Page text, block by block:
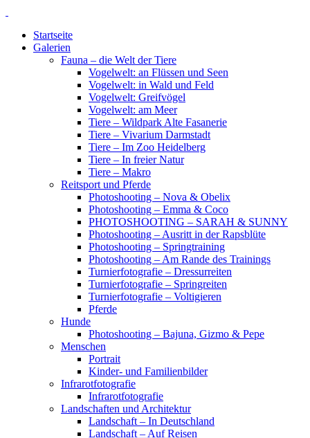
Startseite
Galerien
Fauna – die Welt der Tiere
Vogelwelt: an Flüssen und Seen
Vogelwelt: in Wald und Feld
Vogelwelt: Greifvögel
Vogelwelt: am Meer
Tiere – Wildpark Alte Fasanerie
Tiere – Vivarium Darmstadt
Tiere – Im Zoo Heidelberg
Tiere – In freier Natur
Tiere – Makro
Reitsport und Pferde
Photoshooting – Nova & Obelix
Photoshooting – Emma & Coco
PHOTOSHOOTING – SARAH & SUNNY
Photoshooting – Ausritt in der Rapsblüte
Photoshooting – Springtraining
Photoshooting – Am Rande des Trainings
Turnierfotografie – Dressurreiten
Turnierfotografie – Springreiten
Turnierfotografie – Voltigieren
Pferde
Hunde
Photoshooting – Bajuna, Gizmo & Pepe
Menschen
Portrait
Kinder- und Familienbilder
Infrarotfotografie
Infrarotfotografie
Landschaften und Architektur
Landschaft – In Deutschland
Landschaft – Auf Reisen